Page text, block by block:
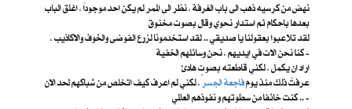
نهض من كرسيه ذهب الى باب الغرفة ، نظر الى الممر لم يكن احد موجوداً ، اغلق الباب
بعدها باحكام ثم استدار نحوي وقال بصوت مخنوق
لقد تلاعبوا بعقولنا يا صديقي .. لقد استخدمونا لزرع الفوضى والخوف والاكاذيب ،
كنا نحن الات في ايديهم ، نحن وسائلهم الخفية -
اراد ان يكمل ، لكني قاطعته بصوتٍ هادئ
عرفتُ ذلك منذ يومفاجعة الجسر، لكني لم اعرف كيف اتخلص من شباكهم لحد الان
.. كنت خائفا من سطوتهم و نفوذهم العالمي -